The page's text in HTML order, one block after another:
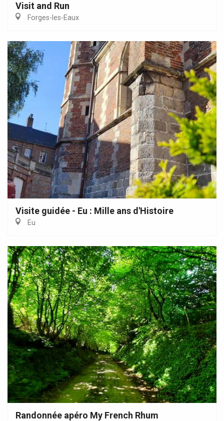
Visit and Run
Forges-les-Eaux
Visite guidée - Eu : Mille ans d'Histoire
Eu
Randonnée apéro My French Rhum